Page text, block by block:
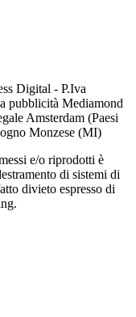
Digital - P.Iva
pubblicità Mediamond
Amsterdam (Paesi
Monzese (MI)
e/o riprodotti è
di sistemi di
divieto espresso di